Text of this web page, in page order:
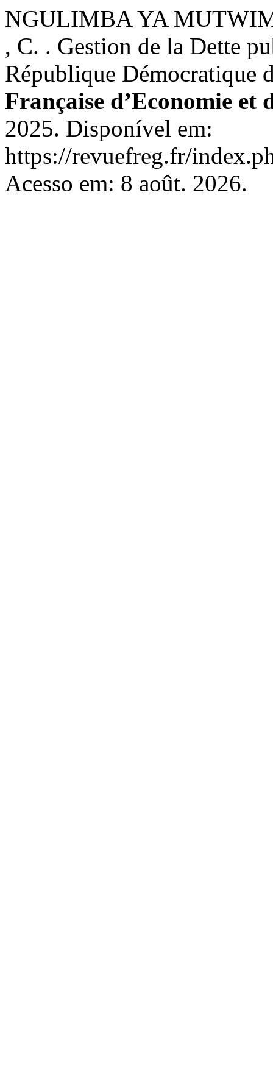
NGULIMBA YA
, C. . Gestion de la Dette
République Démocratique
Française d’Economie et
2025. Disponível em:
https://revuefreg.fr/
Acesso em: 8 août. 2026.